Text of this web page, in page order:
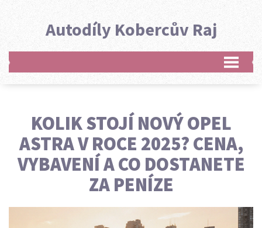
Autodíly Kobercův Raj
KOLIK STOJÍ NOVÝ OPEL
ASTRA V ROCE 2025? CENA,
VYBAVENÍ A CO DOSTANETE
ZA PENÍZE